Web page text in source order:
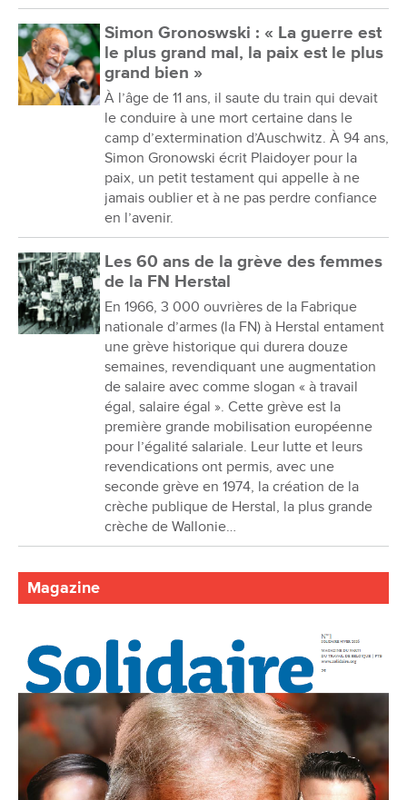
Simon Gronoswski : « La guerre est
le plus grand mal, la paix est le plus
grand bien »
À l’âge de 11 ans, il saute du train qui devait
le conduire à une mort certaine dans le
camp d’extermination d’Auschwitz. À 94 ans,
Simon Gronowski écrit Plaidoyer pour la
paix, un petit testament qui appelle à ne
jamais oublier et à ne pas perdre confiance
en l’avenir.
Les 60 ans de la grève des femmes
de la FN Herstal
En 1966, 3 000 ouvrières de la Fabrique
nationale d’armes (la FN) à Herstal entament
une grève historique qui durera douze
semaines, revendiquant une augmentation
de salaire avec comme slogan « à travail
égal, salaire égal ». Cette grève est la
première grande mobilisation européenne
pour l’égalité salariale. Leur lutte et leurs
revendications ont permis, avec une
seconde grève en 1974, la création de la
crèche publique de Herstal, la plus grande
crèche de Wallonie…
Magazine